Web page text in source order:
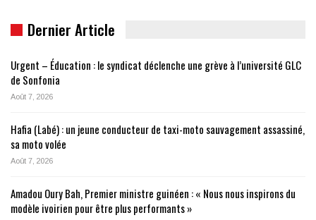
Dernier Article
Urgent – Éducation : le syndicat déclenche une grève à l’université GLC
de Sonfonia
Août 7, 2026
Hafia (Labé) : un jeune conducteur de taxi-moto sauvagement assassiné,
sa moto volée
Août 7, 2026
Amadou Oury Bah, Premier ministre guinéen : « Nous nous inspirons du
modèle ivoirien pour être plus performants »